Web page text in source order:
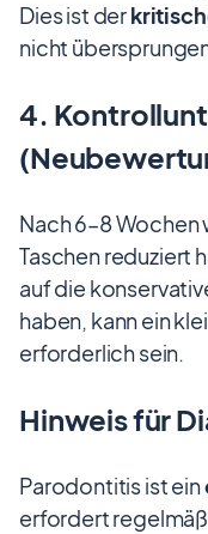
Dies ist der
nicht
4.
Nach 6–8
Taschen reduziert
auf die
haben, kann ein
erforderlich sein.
Hinweis für
Parodontitis ist ein
erfordert